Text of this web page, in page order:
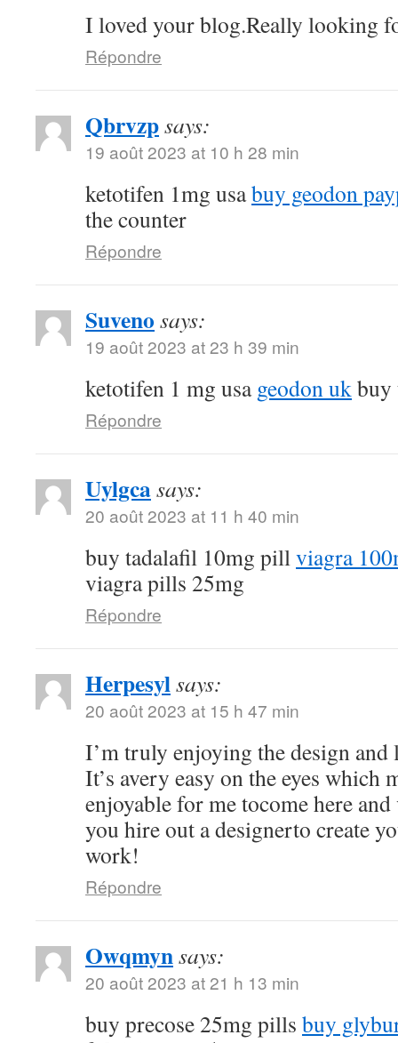
I loved your blog.Really looking
Répondre
Qbrvzpsays:
19 août 2023 at 10 h 28 min
ketotifen 1mg usabuy geodon
the counter
Répondre
Suveno says:
19 août 2023 at 23 h 39 min
ketotifen 1 mg usageodon ukbuy
Répondre
Uylgcasays:
20 août 2023 at 11 h 40 min
buy tadalafil 10mg pillviagra
viagra pills 25mg
Répondre
Herpesylsays:
20 août 2023 at 15 h 47 min
I’m truly enjoying the design
It’s avery easy on the eyes which
enjoyable for me tocome here
you hire out a designerto create
work!
Répondre
Owqmynsays:
20 août 2023 at 21 h 13 min
buy precose 25mg pills buy